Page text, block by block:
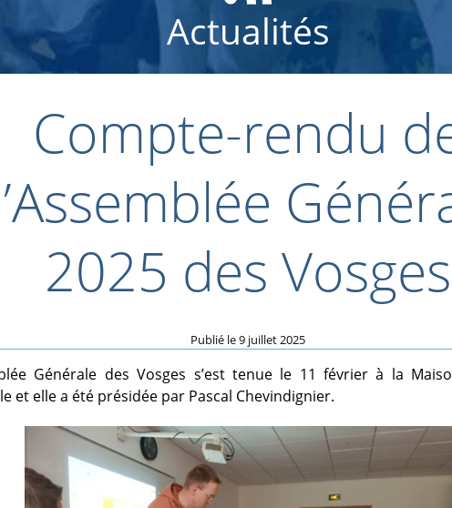
Actualités
Compte-rendu
2025 des Vosges
Publié le9 juillet 2025
Générale des Vosges s’est tenue le 11 février à la
et elle a été présidée par Pascal Chevindignier.